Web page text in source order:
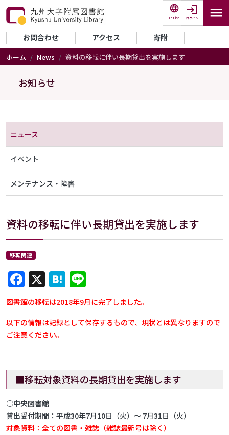
メインコンテンツに移動
English ログイン
セカンダリーメニュー
お問合わせ アクセス 寄附
ホーム News 資料の移転に伴い長期貸出を実施します
お知らせ
資料の移転に伴い長期貸出を実施します
移転関連
Facebook
X Hatena
図書館の移転は2018年9月に完了しました。
以下の情報は記録として保存するもので、現状とは異なりますので
ご注意ください。
■移転対象資料の長期貸出を実施します
○中央図書館
貸出受付期間：平成30年7月10日（火）～ 7月31日（火）
対象資料：全ての図書・雑誌（雑誌最新号は除く）
ニュース
イベント
メンテナンス・障害